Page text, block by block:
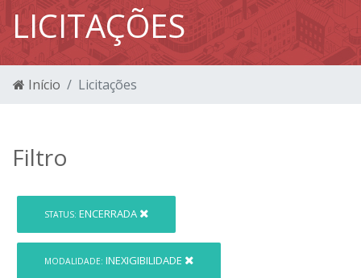
LICITAÇÕES
Início Licitações
Filtro
STATUS: ENCERRADA
MODALIDADE: INEXIGIBILIDADE